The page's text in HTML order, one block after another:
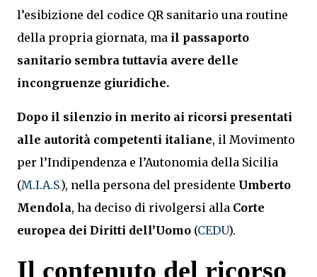
l’esibizione del codice QR sanitario una routine
della propria giornata, ma il passaporto
sanitario sembra tuttavia avere delle
incongruenze giuridiche.
Dopo il silenzio in merito ai ricorsi presentati
alle autorità competenti italiane, il Movimento
per l’Indipendenza e l’Autonomia della Sicilia
(M.I.A.S.), nella persona del presidente Umberto
Mendola, ha deciso di rivolgersi alla Corte
europea dei Diritti dell’Uomo (CEDU).
Il contenuto del ricorso